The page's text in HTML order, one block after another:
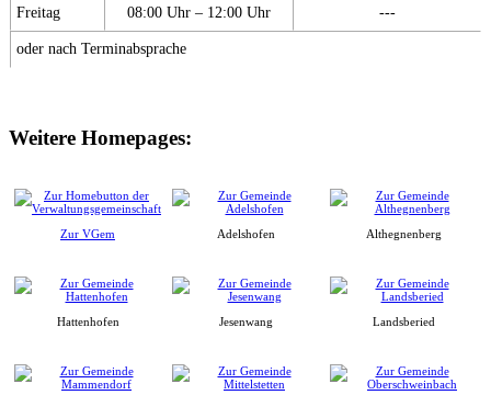
Freitag 08:00 Uhr – 12:00 Uhr ---
oder nach Terminabsprache
Weitere Homepages:
Zur VGem Adelshofen Althegnenberg
Hattenhofen Jesenwang Landsberied